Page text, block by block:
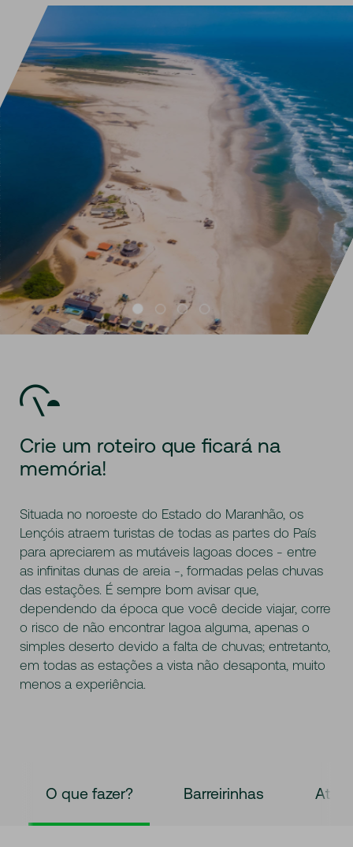
Crie um roteiro que ficará na
memória!
Situada no noroeste do Estado do Maranhão, os
Lençóis atraem turistas de todas as partes do País
para apreciarem as mutáveis lagoas doces - entre
as infinitas dunas de areia -, formadas pelas chuvas
das estações. É sempre bom avisar que,
dependendo da época que você decide viajar, corre
o risco de não encontrar lagoa alguma, apenas o
simples deserto devido a falta de chuvas; entretanto,
em todas as estações a vista não desaponta, muito
menos a experiência.
O que fazer? Barreirinhas Atins